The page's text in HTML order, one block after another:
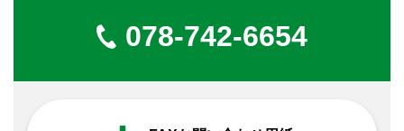
078-742-6654